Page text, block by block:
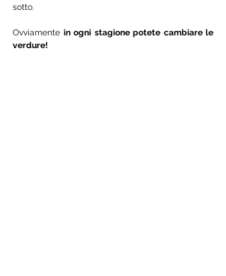
sotto.
Ovviamente in ogni stagione potete cambiare le
verdure!